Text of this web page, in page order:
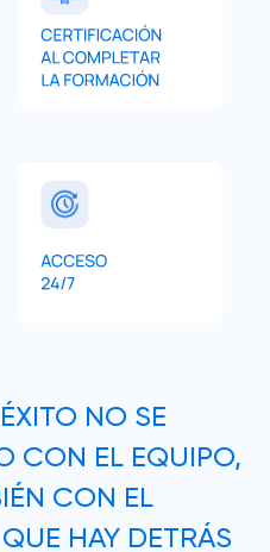
NO SE
CON EL EQUIPO,
CON EL
HAY DETRÁS